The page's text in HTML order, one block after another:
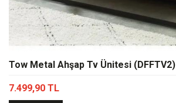
Tow Metal Ahşap Tv Ünitesi (DFFTV2)
7.499,90 TL